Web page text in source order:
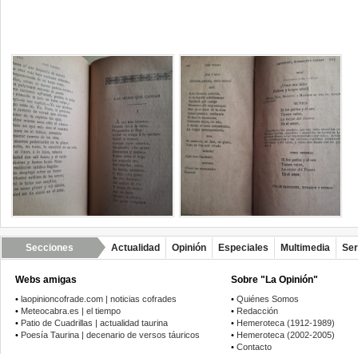
Secciones Actualidad Opinión Especiales Multimedia
Webs amigas
• laopinioncofrade.com | noticias cofrades
• Meteocabra.es | el tiempo
• Patio de Cuadrillas | actualidad taurina
• Poesía Taurina | decenario de versos táuricos
Sobre "La Opinión"
• Quiénes Somos
• Redacción
• Hemeroteca (1912-1989)
• Hemeroteca (2002-2005)
• Contacto